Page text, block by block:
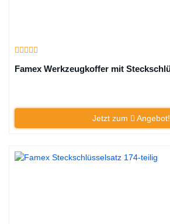
Famex Werkzeugkoffer mit
Jetzt zum Angebot!